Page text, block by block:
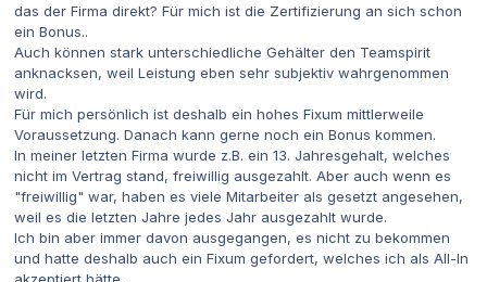
das der Firma direkt? Für mich ist die Zertifizierung an sich schon
ein Bonus..
Auch können stark unterschiedliche Gehälter den Teamspirit
anknacksen, weil Leistung eben sehr subjektiv wahrgenommen
wird.
Für mich persönlich ist deshalb ein hohes Fixum mittlerweile
Voraussetzung. Danach kann gerne noch ein Bonus kommen.
In meiner letzten Firma wurde z.B. ein 13. Jahresgehalt, welches
nicht im Vertrag stand, freiwillig ausgezahlt. Aber auch wenn es
"freiwillig" war, haben es viele Mitarbeiter als gesetzt angesehen,
weil es die letzten Jahre jedes Jahr ausgezahlt wurde.
Ich bin aber immer davon ausgegangen, es nicht zu bekommen
und hatte deshalb auch ein Fixum gefordert, welches ich als All-In